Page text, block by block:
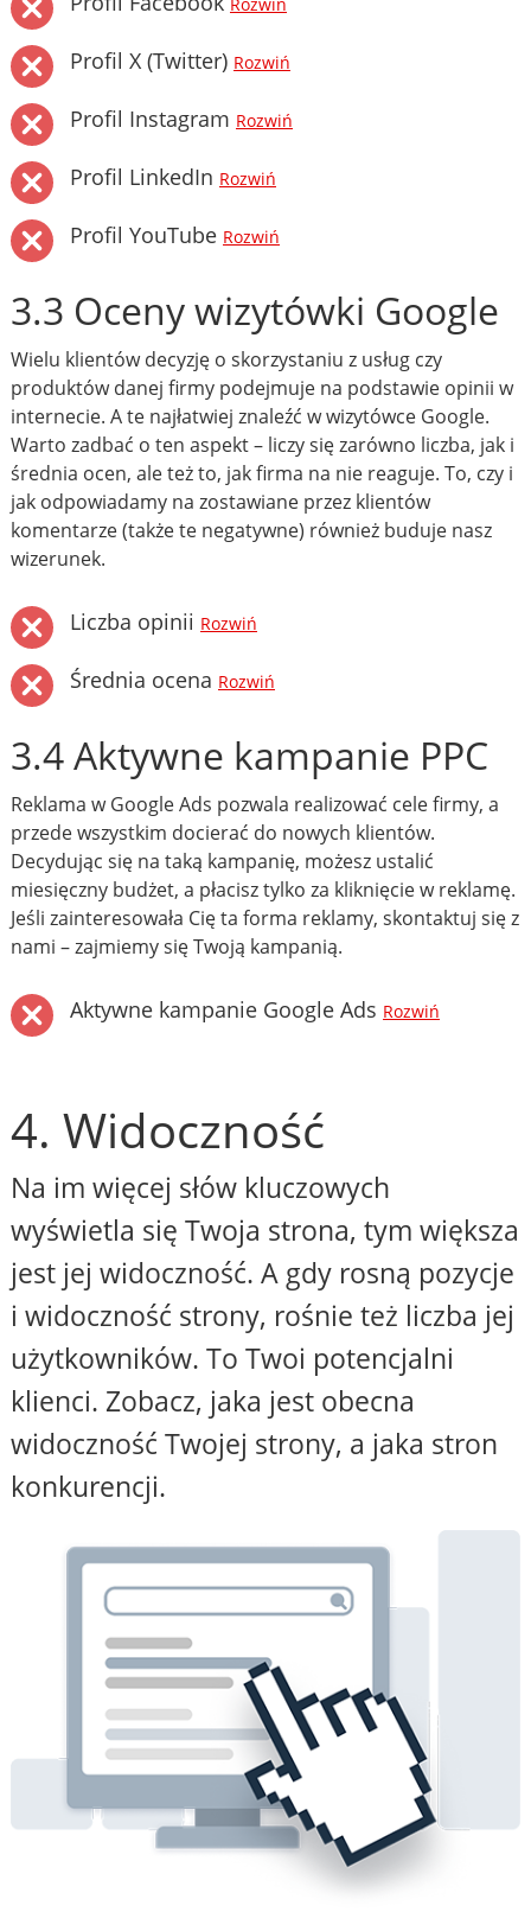
Rozwiń
Profil X (Twitter) Rozwiń
Profil Instagram Rozwiń
Profil LinkedIn Rozwiń
Profil YouTube Rozwiń
3.3 Oceny wizytówki Google
Wielu klientów decyzję o skorzystaniu z usług czy
produktów danej firmy podejmuje na podstawie opinii w
internecie. A te najłatwiej znaleźć w wizytówce Google.
Warto zadbać o ten aspekt – liczy się zarówno liczba, jak i
średnia ocen, ale też to, jak firma na nie reaguje. To, czy i
jak odpowiadamy na zostawiane przez klientów
komentarze (także te negatywne) również buduje nasz
wizerunek.
Liczba opinii Rozwiń
Średnia ocena Rozwiń
3.4 Aktywne kampanie PPC
Reklama w Google Ads pozwala realizować cele firmy, a
przede wszystkim docierać do nowych klientów.
Decydując się na taką kampanię, możesz ustalić
miesięczny budżet, a płacisz tylko za kliknięcie w reklamę.
Jeśli zainteresowała Cię ta forma reklamy, skontaktuj się z
nami – zajmiemy się Twoją kampanią.
Aktywne kampanie Google Ads Rozwiń
4. Widoczność
Na im więcej słów kluczowych
wyświetla się Twoja strona, tym większa
jest jej widoczność. A gdy rosną pozycje
i widoczność strony, rośnie też liczba jej
użytkowników. To Twoi potencjalni
klienci. Zobacz, jaka jest obecna
widoczność Twojej strony, a jaka stron
konkurencji.